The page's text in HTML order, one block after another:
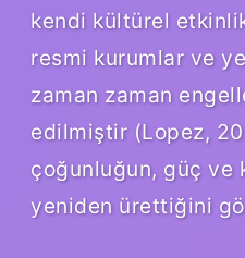
kendi kültürel
resmi kurumlar ve
zaman zaman
edilmiştir (Lopez,
çoğunluğun, güç ve
yeniden ürettiğini